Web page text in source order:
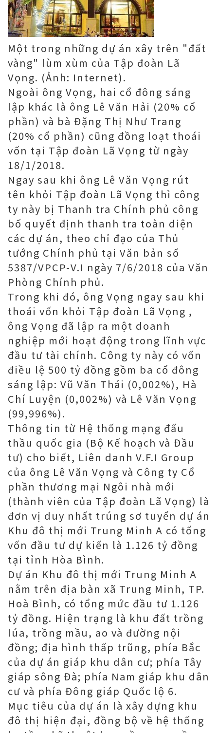
Một trong những dự án xây trên "đất
vàng" lùm xùm của Tập đoàn Lã
Vọng. (Ảnh: Internet).
Ngoài ông Vọng, hai cổ đông sáng
lập khác là ông Lê Văn Hải (20% cổ
phần) và bà Đặng Thị Như Trang
(20% cổ phần) cũng đồng loạt thoái
vốn tại Tập đoàn Lã Vọng từ ngày
18/1/2018.
Ngay sau khi ông Lê Văn Vọng rút
tên khỏi Tập đoàn Lã Vọng thì công
ty này bị Thanh tra Chính phủ công
bố quyết định thanh tra toàn diện
các dự án, theo chỉ đạo của Thủ
tướng Chính phủ tại Văn bản số
5387/VPCP-V.I ngày 7/6/2018 của Văn
Phòng Chính phủ.
Trong khi đó, ông Vọng ngay sau khi
thoái vốn khỏi Tập đoàn Lã Vọng ,
ông Vọng đã lập ra một doanh
nghiệp mới hoạt động trong lĩnh vực
đầu tư tài chính. Công ty này có vốn
điều lệ 500 tỷ đồng gồm ba cổ đông
sáng lập: Vũ Văn Thái (0,002%), Hà
Chí Luyện (0,002%) và Lê Văn Vọng
(99,996%).
Thông tin từ Hệ thống mạng đấu
thầu quốc gia (Bộ Kế hoạch và Đầu
tư) cho biết, Liên danh V.F.I Group
của ông Lê Văn Vọng và Công ty Cổ
phần thương mại Ngôi nhà mới
(thành viên của Tập đoàn Lã Vọng) là
đơn vị duy nhất trúng sơ tuyển dự án
Khu đô thị mới Trung Minh A có tổng
vốn đầu tư dự kiến là 1.126 tỷ đồng
tại tỉnh Hòa Bình.
Dự án Khu đô thị mới Trung Minh A
nằm trên địa bàn xã Trung Minh, TP.
Hoà Bình, có tổng mức đầu tư 1.126
tỷ đồng. Hiện trạng là khu đất trồng
lúa, trồng mầu, ao và đường nội
đồng; địa hình thấp trũng, phía Bắc
của dự án giáp khu dân cư; phía Tây
giáp sông Đà; phía Nam giáp khu dân
cư và phía Đông giáp Quốc lộ 6.
Mục tiêu của dự án là xây dựng khu
đô thị hiện đại, đồng bộ về hệ thống